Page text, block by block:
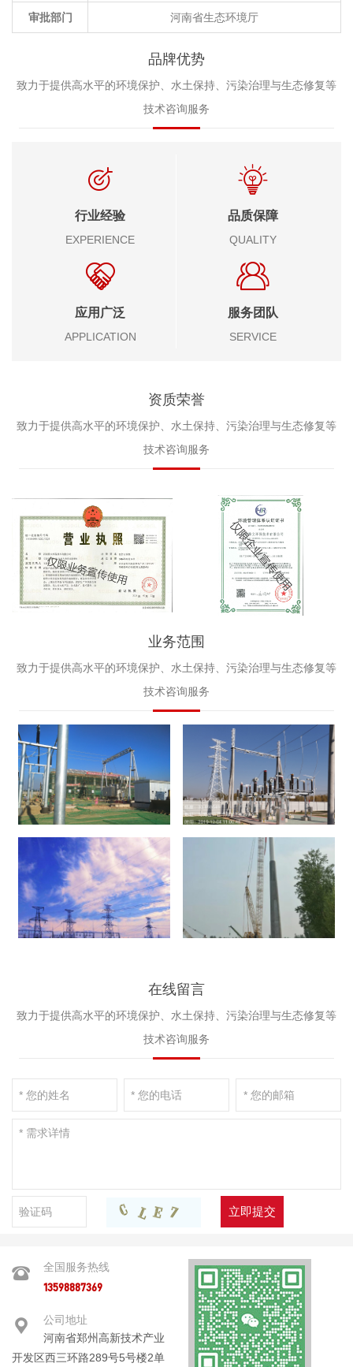
审批部门 河南省生态环境厅
品牌优势
致力于提供高水平的环境保护、水土保持、污染治理与生态修复等
技术咨询服务
行业经验
EXPERIENCE
品质保障
QUALITY
应用广泛
APPLICATION
服务团队
SERVICE
资质荣誉
致力于提供高水平的环境保护、水土保持、污染治理与生态修复等
技术咨询服务
业务范围
致力于提供高水平的环境保护、水土保持、污染治理与生态修复等
技术咨询服务
水土保持验收
在线留言
致力于提供高水平的环境保护、水土保持、污染治理与生态修复等
技术咨询服务
立即提交
全国服务热线
13598887369
公司地址
河南省郑州高新技术产业
开发区西三环路289号5号楼2单